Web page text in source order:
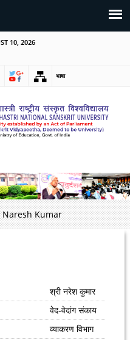
10, 2026
भाषा
Naresh Kumar
श्री नरेश कुमार
वेद-वेदांग संकाय
व्याकरण विभाग